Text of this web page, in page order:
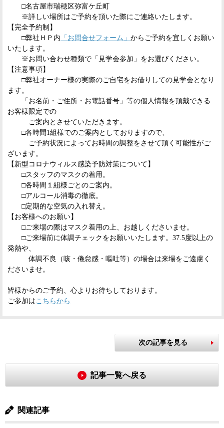
□名古屋市瑞穂区弥富ケ丘町
※詳しい場所はご予約を頂いた際にご連絡いたします。
【完全予約制】
□弊社ＨＰ内 「お問合せフォーム」 からご予約を宜しくお願い
いた します。
※お問い合わせ種類で「見学会参加」をお選びください。
【注意事項】
□弊社オーナー様の実際のご自宅をお借りしての見学会となり
ます。
「お名前・ご住所・お電話番号」等の個人情報を頂戴できる
お客様 限定での
ご案内とさせていただきます。
□各時間1組様でのご案内としておりますので、
ご予約状況によってお時間の調整をさせて頂く可能性がご
ざいます。
【新型コロナウィルス感染予防対策について】
□スタッフのマスクの着用。
□各時間１組様ごとのご案内。
□アルコール消毒の徹底。
□定期的な空気の入れ替え。
【お客様へのお願い】
□ご来場の際はマスク着用の上、お越しくださいませ。
□ご来場前に体調チェックをお願いいたします。37.5度以上の
発熱や、
体調不良（咳・倦怠感・嘔吐等）の場合は来場をご遠慮く
ださいませ。
皆様からのご予約、心よりお待ちしております。
ご参加はこちらから
記事一覧へ戻る
次の記事を見る
関連記事